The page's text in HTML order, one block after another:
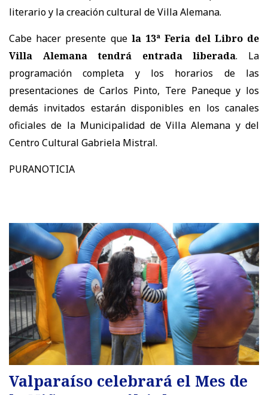
literario y la creación cultural de Villa Alemana.
Cabe hacer presente que la 13ª Feria del Libro de
Villa Alemana tendrá entrada liberada. La
programación completa y los horarios de las
presentaciones de Carlos Pinto, Tere Paneque y los
demás invitados estarán disponibles en los canales
oficiales de la Municipalidad de Villa Alemana y del
Centro Cultural Gabriela Mistral.
PURANOTICIA
Valparaíso celebrará el Mes de